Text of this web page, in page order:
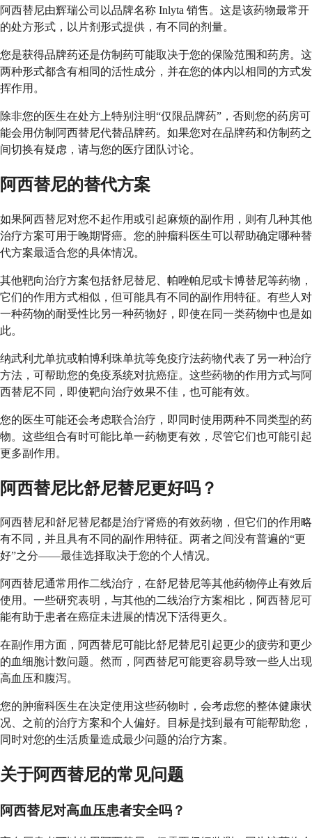
阿西替尼由辉瑞公司以品牌名称 Inlyta 销售。这是该药物最常开
的处方形式，以片剂形式提供，有不同的剂量。
您是获得品牌药还是仿制药可能取决于您的保险范围和药房。这
两种形式都含有相同的活性成分，并在您的体内以相同的方式发
挥作用。
除非您的医生在处方上特别注明“仅限品牌药”，否则您的药房可
能会用仿制阿西替尼代替品牌药。如果您对在品牌药和仿制药之
间切换有疑虑，请与您的医疗团队讨论。
阿西替尼的替代方案
如果阿西替尼对您不起作用或引起麻烦的副作用，则有几种其他
治疗方案可用于晚期肾癌。您的肿瘤科医生可以帮助确定哪种替
代方案最适合您的具体情况。
其他靶向治疗方案包括舒尼替尼、帕唑帕尼或卡博替尼等药物，
它们的作用方式相似，但可能具有不同的副作用特征。有些人对
一种药物的耐受性比另一种药物好，即使在同一类药物中也是如
此。
纳武利尤单抗或帕博利珠单抗等免疫疗法药物代表了另一种治疗
方法，可帮助您的免疫系统对抗癌症。这些药物的作用方式与阿
西替尼不同，即使靶向治疗效果不佳，也可能有效。
您的医生可能还会考虑联合治疗，即同时使用两种不同类型的药
物。这些组合有时可能比单一药物更有效，尽管它们也可能引起
更多副作用。
阿西替尼比舒尼替尼更好吗？
阿西替尼和舒尼替尼都是治疗肾癌的有效药物，但它们的作用略
有不同，并且具有不同的副作用特征。两者之间没有普遍的“更
好”之分——最佳选择取决于您的个人情况。
阿西替尼通常用作二线治疗，在舒尼替尼等其他药物停止有效后
使用。一些研究表明，与其他的二线治疗方案相比，阿西替尼可
能有助于患者在癌症未进展的情况下活得更久。
在副作用方面，阿西替尼可能比舒尼替尼引起更少的疲劳和更少
的血细胞计数问题。然而，阿西替尼可能更容易导致一些人出现
高血压和腹泻。
您的肿瘤科医生在决定使用这些药物时，会考虑您的整体健康状
况、之前的治疗方案和个人偏好。目标是找到最有可能帮助您，
同时对您的生活质量造成最少问题的治疗方案。
关于阿西替尼的常见问题
阿西替尼对高血压患者安全吗？